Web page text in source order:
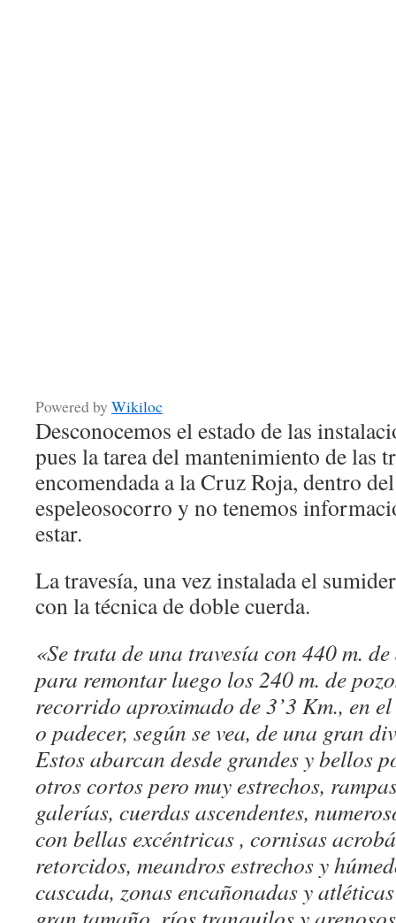
Powered by Wikiloc
Desconocemos el estado de las
pues la tarea del mantenimiento de las
encomendada a la Cruz Roja, dentro
espeleosocorro y no tenemos
estar.
La travesía, una vez instalada el
con la técnica de doble cuerda.
«Se trata de una travesía con 440 m.
para remontar luego los 240 m. de
recorrido aproximado de 3’3 Km., en
o padecer, según se vea, de una gran
Estos abarcan desde grandes y bellos
otros cortos pero muy estrechos,
galerías, cuerdas ascendentes,
con bellas excéntricas , cornisas
retorcidos, meandros estrechos y
cascada, zonas encañonadas y